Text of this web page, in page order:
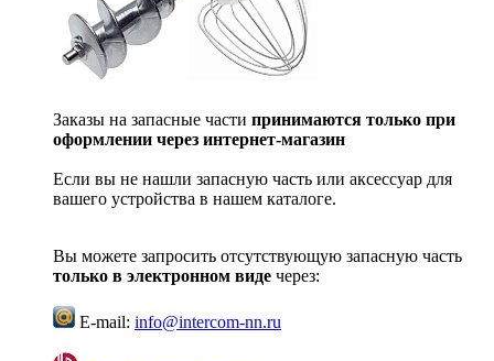
Заказы на запасные части принимаются только при
оформлении через интернет-магазин
Если вы не нашли запасную часть или аксессуар для
вашего устройства в нашем каталоге.
Вы можете запросить отсутствующую запасную часть
только в электронном виде через:
E-mail: info@intercom-nn.ru